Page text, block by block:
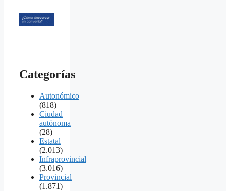
Categorías
Autonómico
(818)
Ciudad
autónoma
(28)
Estatal
(2.013)
Infraprovincial
(3.016)
Provincial
(1.871)